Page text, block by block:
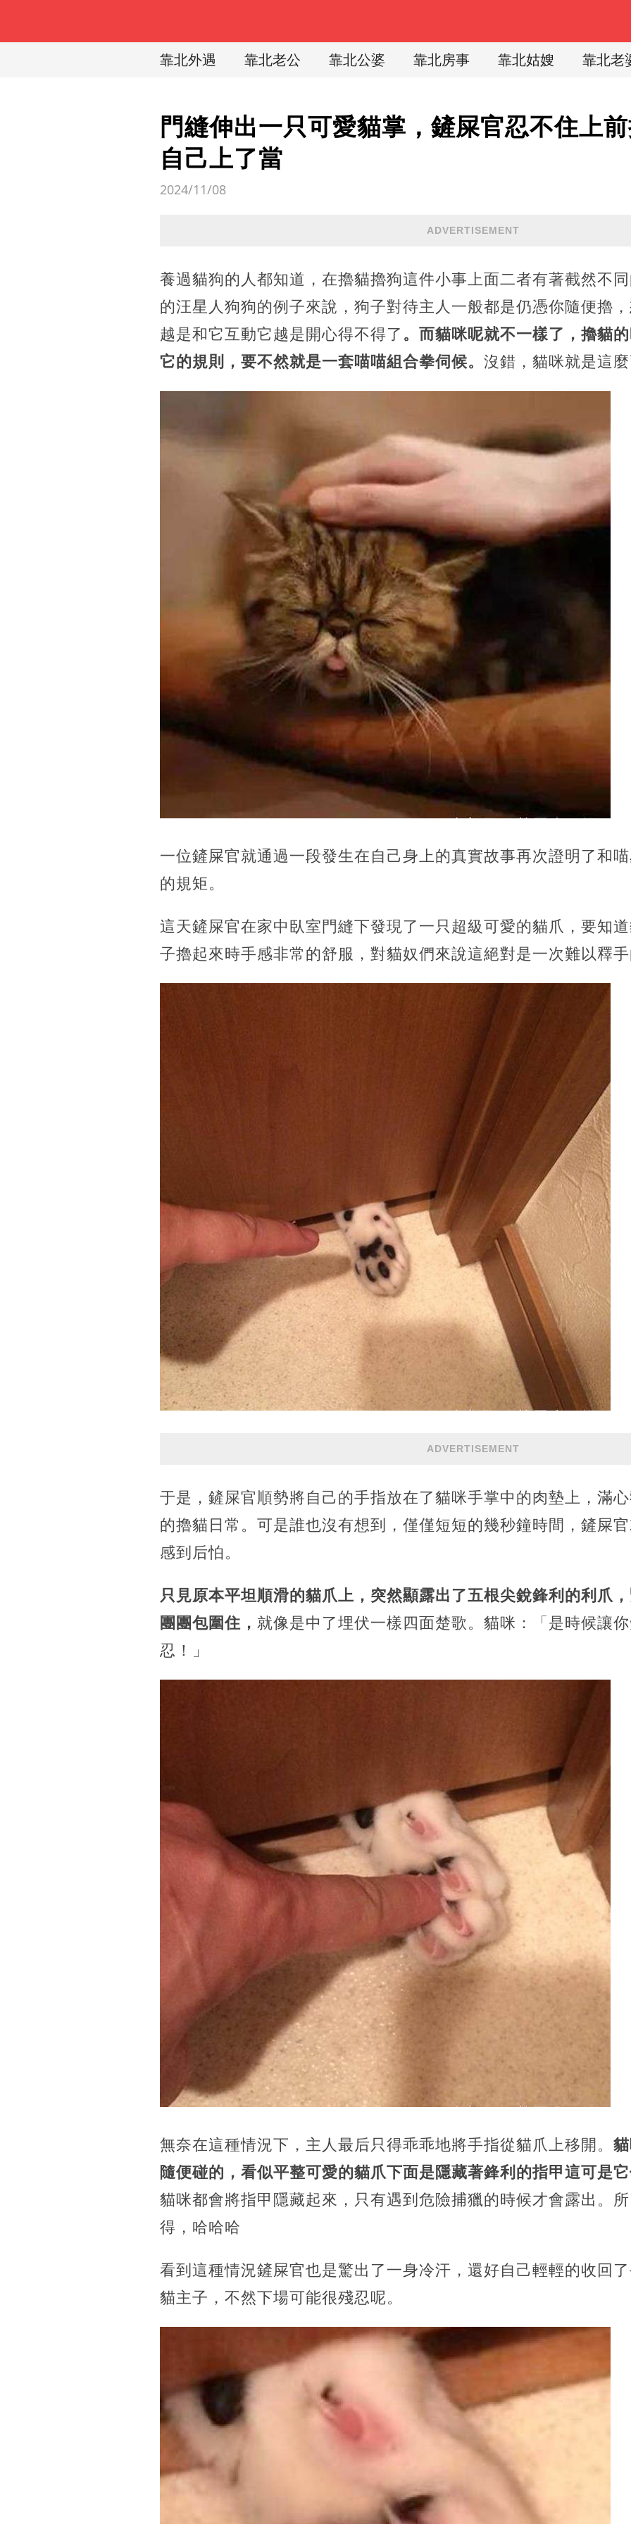
靠北外遇 靠北老公 靠北公婆 靠北房事 靠北姑嫂 靠北老
門縫伸出一只可愛貓掌，鏟屎官忍不住上
自己上了當
2024/11/08
ADVERTISEMENT
養過貓狗的人都知道，在擼貓擼狗這件小事上面二者有著截然不
的汪星人狗狗的例子來說，狗子對待主人一般都是仍憑你隨便擼
越是和它互動它越是開心得不得了 。而貓咪呢就不一樣了，擼貓
它的規則，要不然就是一套喵喵組合拳伺候。 沒錯，貓咪就是這麼
一位鏟屎官就通過一段發生在自己身上的真實故事再次證明了和
的規矩。
這天鏟屎官在家中臥室門縫下發現了一只超級可愛的貓爪，要知
子擼起來時手感非常的舒服，對貓奴們來說這絕對是一次難以釋手
ADVERTISEMENT
于是，鏟屎官順勢將自己的手指放在了貓咪手掌中的肉墊上，滿
的擼貓日常。可是誰也沒有想到，僅僅短短的幾秒鐘時間，鏟屎
感到后怕。
只見原本平坦順滑的貓爪上，突然顯露出了五根尖銳鋒利的利爪
團團包圍住， 就像是中了埋伏一樣四面楚歌。貓咪：「是時候讓
忍！」
無奈在這種情況下，主人最后只得乖乖地將手指從貓爪上移開。
隨便碰的，看似平整可愛的貓爪下面是隱藏著鋒利的指甲這可是它
貓咪都會將指甲隱藏起來，只有遇到危險捕獵的時候才會露出。
得，哈哈哈
看到這種情況鏟屎官也是驚出了一身冷汗，還好自己輕輕的收回
貓主子，不然下場可能很殘忍呢。